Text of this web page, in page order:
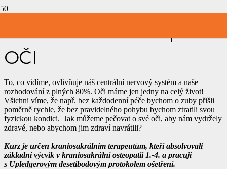
OČI
To, co vidíme, ovlivňuje náš centrální nervový systém a naše
rozhodování z plných 80%. Oči máme jen jedny na celý život!
Všichni víme, že např. bez každodenní péče bychom o zuby přišli
poměrně rychle, že bez pravidelného pohybu bychom ztratili svou
fyzickou kondici. Jak můžeme pečovat o své oči, aby nám vydržely
zdravé, nebo abychom jim zdraví navrátili?
Kurz je určen kraniosakrálním terapeutům, kteří absolvovali
základní výcvik v kraniosakrální osteopatii 1.-4. a pracují
s Upledgerovým desetibodovým protokolem ošetření.